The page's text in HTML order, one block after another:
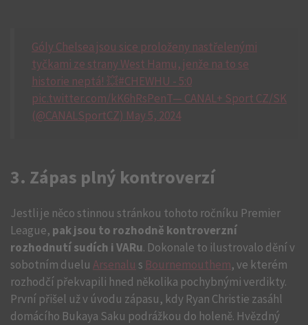
Góly Chelsea jsou sice proloženy nastřelenými
tyčkami ze strany West Hamu, jenže na to se
historie neptá! 💥#CHEWHU - 5:0
pic.twitter.com/kK6hRsPenT— CANAL+ Sport CZ/SK
(@CANALSportCZ) May 5, 2024
3. Zápas plný kontroverzí
Jestli je něco stinnou stránkou tohoto ročníku Premier
League, pak jsou to rozhodně kontroverzní
rozhodnutí sudích i VARu. Dokonale to ilustrovalo dění v
sobotním duelu Arsenalu s Bournemouthem, ve kterém
rozhodčí překvapili hned několika pochybnými verdikty.
První přišel už v úvodu zápasu, kdy Ryan Christie zasáhl
domácího Bukaya Saku podrážkou do holeně. Hvězdný